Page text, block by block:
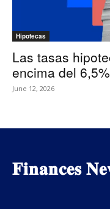
Hipotecas
Las tasas
encima del
June 12, 2026
𝐅𝐢𝐧𝐚𝐧𝐜𝐞𝐬